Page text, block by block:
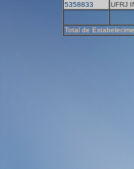
5358833
UFRJ
Total de